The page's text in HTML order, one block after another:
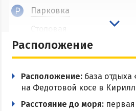
Геническ
СТЕПАНОВКА ПЕРВАЯ
Пансионаты и базы отдыха
Парковка
Столовая
Кухня в номере
Мангальная зона
Магазин
Расположение
Расположение: база отдыха
на Федотовой косе в
Расстояние до моря: